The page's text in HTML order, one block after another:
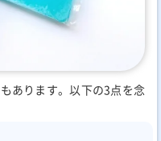
もあります。以下の3点を念